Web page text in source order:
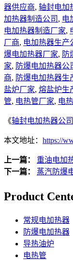
器供应商, 轴封电加
加热器制造公司 , 电
电加热器制造厂家,
厂商, 电加热器生产
爆电加热器厂家, 防
家, 防爆电加热器公
商, 防爆电加热器生
盐炉厂家, 熔盐炉生
管, 电热管厂家, 电
《轴封电加热器公司
本文地址： https://
上一篇：
重油电加
下一篇：
蒸汽防爆
Product
常规电加热器
防爆电加热器
导热油炉
电热管